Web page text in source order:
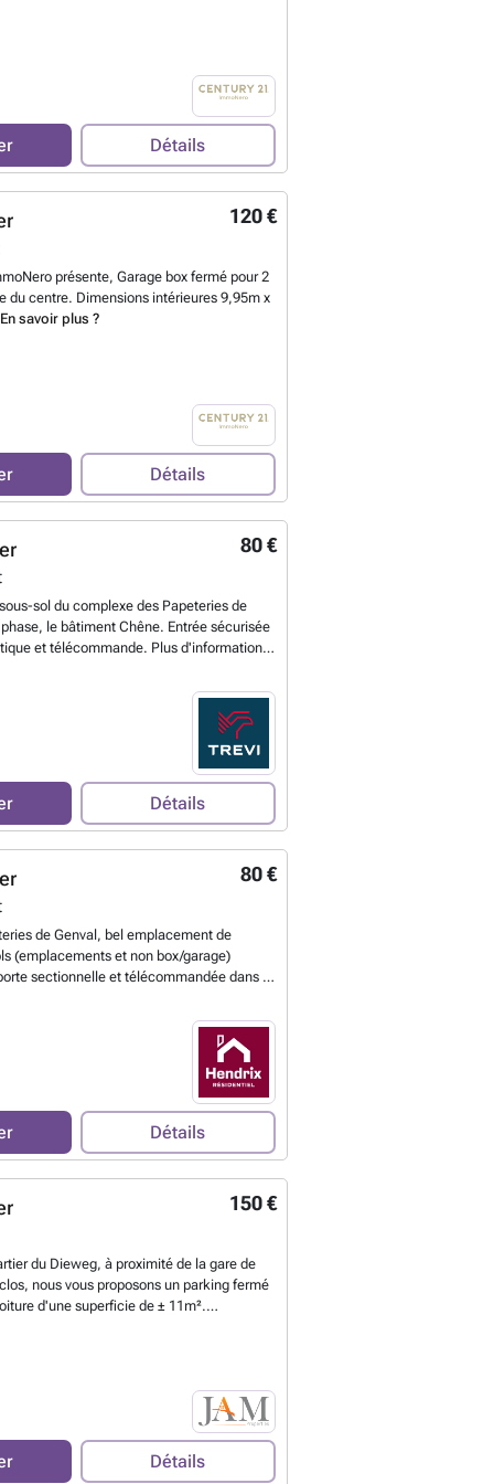
Détails
120 €
présente, Garage box fermé pour 2
du centre. Dimensions intérieures 9,95m x
En savoir plus ?
Détails
80 €
sol du complexe des Papeteries de
le bâtiment Chêne. Entrée sécurisée
et télécommande. Plus d'information
Détails
80 €
de Genval, bel emplacement de
(emplacements et non box/garage)
sectionnelle et télécommandée dans la
ancêtre ou tout autre véhicule. Pour
Détails
150 €
du Dieweg, à proximité de la gare de
nous vous proposons un parking fermé
d'une superficie de ± 11m².
Détails